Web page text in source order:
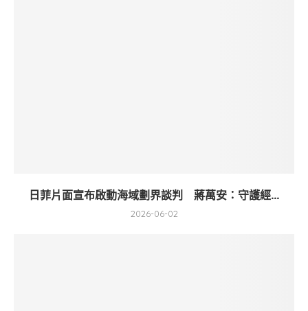
日菲片面宣布啟動海域劃界談判 蔣萬安：守護經...
2026-06-02